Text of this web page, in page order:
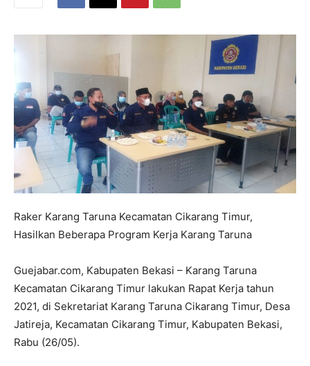
Raker Karang Taruna Kecamatan Cikarang Timur,
Hasilkan Beberapa Program Kerja Karang Taruna
Guejabar.com, Kabupaten Bekasi – Karang Taruna
Kecamatan Cikarang Timur lakukan Rapat Kerja tahun
2021, di Sekretariat Karang Taruna Cikarang Timur, Desa
Jatireja, Kecamatan Cikarang Timur, Kabupaten Bekasi,
Rabu (26/05).